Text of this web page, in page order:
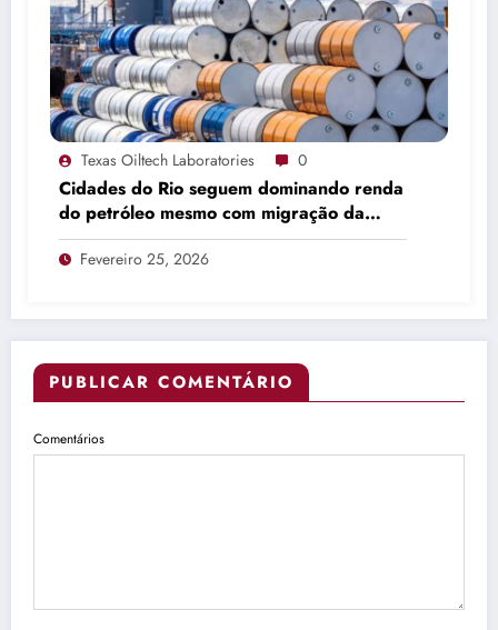
Texas Oiltech Laboratories 0
Cidades do Rio seguem dominando renda
do petróleo mesmo com migração da
produção
Fevereiro 25, 2026
PUBLICAR COMENTÁRIO
Comentários